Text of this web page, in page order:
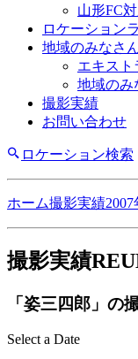
山形FC
ロケーション
地域のみなさ
エキスト
地域のみ
撮影実績
お問い合わせ
ロケーション検索
ホーム撮影実績
撮影実績
「姿三四郎」の
Select a Date